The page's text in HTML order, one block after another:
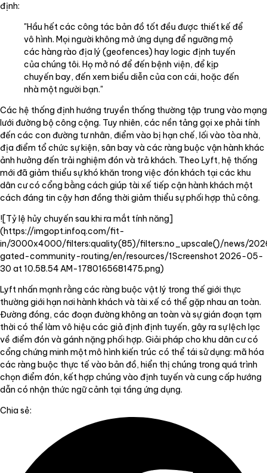
định:
"Hầu hết các công tác bản đồ tốt đều được thiết kế để
vô hình. Mọi người không mở ứng dụng để ngưỡng mộ
các hàng rào địa lý (geofences) hay logic định tuyến
của chúng tôi. Họ mở nó để đến bệnh viện, để kịp
chuyến bay, đến xem biểu diễn của con cái, hoặc đến
nhà một người bạn."
Các hệ thống định hướng truyền thống thường tập trung vào mạng
lưới đường bộ công cộng. Tuy nhiên, các nền tảng gọi xe phải tính
đến các con đường tư nhân, điểm vào bị hạn chế, lối vào tòa nhà,
địa điểm tổ chức sự kiện, sân bay và các ràng buộc vận hành khác
ảnh hưởng đến trải nghiệm đón và trả khách. Theo Lyft, hệ thống
mới đã giảm thiểu sự khó khăn trong việc đón khách tại các khu
dân cư có cổng bằng cách giúp tài xế tiếp cận hành khách một
cách đáng tin cậy hơn đồng thời giảm thiểu sự phối hợp thủ công.
![Tỷ lệ hủy chuyến sau khi ra mắt tính năng]
(https://imgopt.infoq.com/fit-
in/3000x4000/filters:quality(85)/filters:no_upscale()/news/
gated-community-routing/en/resources/1Screenshot 2026-05-
30 at 10.58.54 AM-1780165681475.png)
Lyft nhấn mạnh rằng các ràng buộc vật lý trong thế giới thực
thường giới hạn nơi hành khách và tài xế có thể gặp nhau an toàn.
Đường đóng, các đoạn đường không an toàn và sự gián đoạn tạm
thời có thể làm vô hiệu các giả định định tuyến, gây ra sự lệch lạc
về điểm đón và gánh nặng phối hợp. Giải pháp cho khu dân cư có
cổng chứng minh một mô hình kiến trúc có thể tái sử dụng: mã hóa
các ràng buộc thực tế vào bản đồ, hiển thị chúng trong quá trình
chọn điểm đón, kết hợp chúng vào định tuyến và cung cấp hướng
dẫn có nhận thức ngữ cảnh tại tầng ứng dụng.
Chia sẻ: